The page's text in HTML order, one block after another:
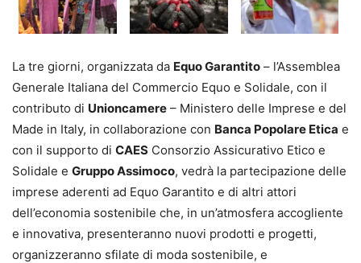
La tre giorni, organizzata da Equo Garantito – l’Assemblea
Generale Italiana del Commercio Equo e Solidale, con il
contributo di Unioncamere – Ministero delle Imprese e del
Made in Italy, in collaborazione con Banca Popolare Etica e
con il supporto di CAES Consorzio Assicurativo Etico e
Solidale e Gruppo Assimoco, vedrà la partecipazione delle
imprese aderenti ad Equo Garantito e di altri attori
dell’economia sostenibile che, in un’atmosfera accogliente
e innovativa, presenteranno nuovi prodotti e progetti,
organizzeranno sfilate di moda sostenibile, e